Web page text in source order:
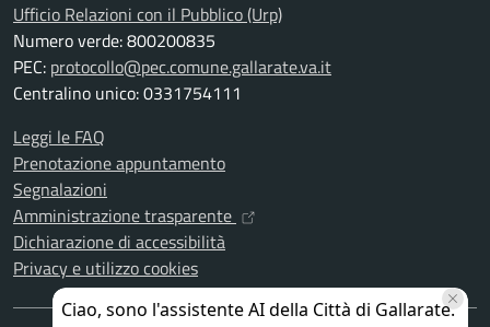
Ufficio Relazioni con il Pubblico (Urp)
Numero verde: 800200835
PEC: protocollo@pec.comune.gallarate.va.it
Centralino unico: 0331754111
Leggi le FAQ
Prenotazione appuntamento
Segnalazioni
Amministrazione trasparente
Dichiarazione di accessibilità
Privacy e utilizzo cookies